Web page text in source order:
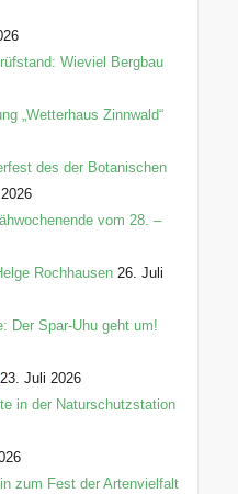
Wieviel Bergbau
„Wetterhaus Zinnwald“
des der Botanischen
vom 28. –
Rochhausen 26. Juli
Der Spar-Uhu geht um!
23. Juli 2026
in der Naturschutzstation
zum Fest der Artenvielfalt